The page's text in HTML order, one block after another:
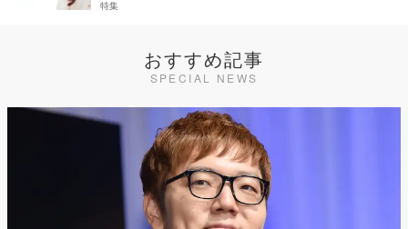
特集
おすすめ記事
SPECIAL NEWS